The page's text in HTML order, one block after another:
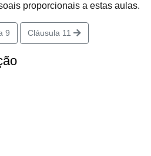
proporcionais a estas aulas.
9 Cláusula 11